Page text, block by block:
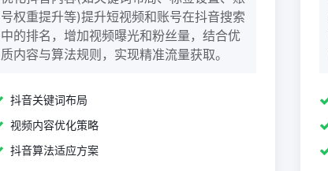
号权重提升等)提升短视频和账号在抖音搜索
中的排名，增加视频曝光和粉丝量，结合优
质内容与算法规则，实现精准流量获取。
抖音关键词布局
视频内容优化策略
抖音算法适应方案